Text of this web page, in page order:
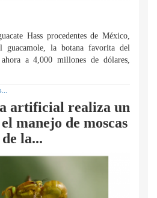
Hass procedentes de México,
guacamole, la botana favorita del
a 4,000 millones de dólares,
artificial realiza un
manejo de moscas
de la...